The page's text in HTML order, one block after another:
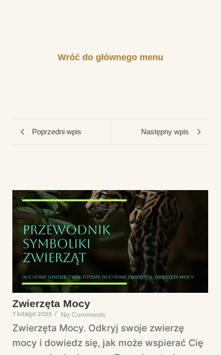
Wróć do głównego menu
Poprzedni wpis Następny wpis
Zwierzęta Mocy
7 lutego 2025 / No Comments
Zwierzęta Mocy. Odkryj swoje zwierzę
mocy i dowiedz się, jak może wspierać Cię